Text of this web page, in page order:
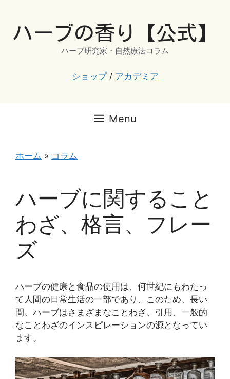
ハーブの香り【公式】
ハーブ研究家・自然療法コラム
ショップ/ アカデミア
Menu
ホーム » コラム
ハーブに関すること
わざ、格言、フレー
ズ
ハーブの健康と食品の使用は、何世紀にもわたっ
て人間の日常生活の一部であり、このため、長い
間、ハーブはさまざまなことわざ、引用、一般的
なことわざのインスピレーションの源となってい
ます。